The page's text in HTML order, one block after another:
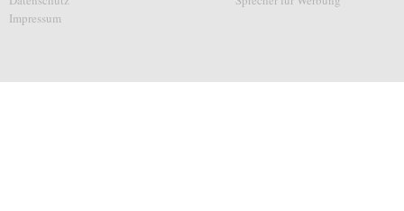
Impressum